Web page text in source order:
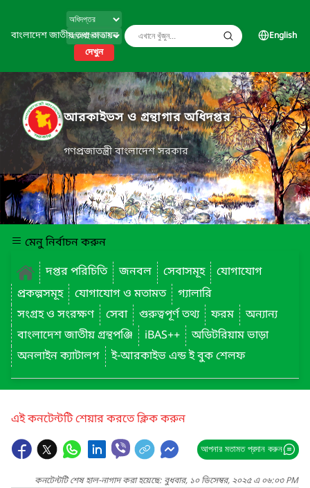
বাংলাদেশ জাতীয় তথ্য বাতায়ন
দেখুন
English
আরকাইভস ও গ্রন্থাগার অধিদপ্তর
গণপ্রজাতন্ত্রী বাংলাদেশ সরকার
মেনু নির্বাচন করুন
দপ্তর পরিচিতি
জনবল সেবাসমূহ
যোগাযোগ
প্রকল্পসমূহ
যোগাযোগ ও মতামত
গ্যালারি
সংগ্রহ ও সংরক্ষণ
সেবা গুরুত্বপূর্ণ তথ্য ফরম
অন্যান্য
বাংলাদেশ জাতীয় গ্রন্থপঞ্জি
iBAS++
অডিটরিয়াম ভাড়া
অনলাইন ক্যাটালগ
ই-আরকাইভ এন্ড ই বুক শেলফ
এই কনটেন্টটি শেয়ার করতে ক্লিক করুন
আপনার মতামত প্রদান করুন
কনটেন্টটি শেষ হাল-নাগাদ করা হয়েছে: বুধবার, ১০ ডিসেম্বর, ২০২৫ এ ০৬:০৩ PM